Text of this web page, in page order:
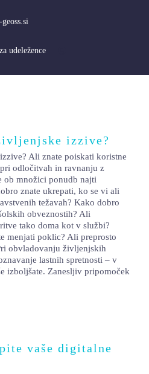
udeležence
izzive?
Ali znate poiskati koristne
odločitvah in ravnanju z
ob množici ponudb najti
znate ukrepati, ko se vi ali
težavah? Kako dobro
obveznostih? Ali
tako doma kot v službi?
menjati poklic? Ali preprosto
obvladovanju življenjskih
lastnih spretnosti – v
izboljšate. Zanesljiv pripomoček
vaše digitalne